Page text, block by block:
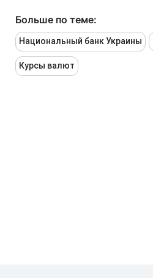
Больше по теме:
Национальный банк Украины
Курсы валют